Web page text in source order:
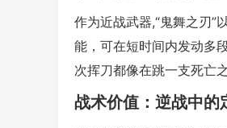
作为近战武器,“鬼舞之刃”
能，可在短时间内发动多
次挥刀都像在跳一支死亡
战术价值：逆战中的